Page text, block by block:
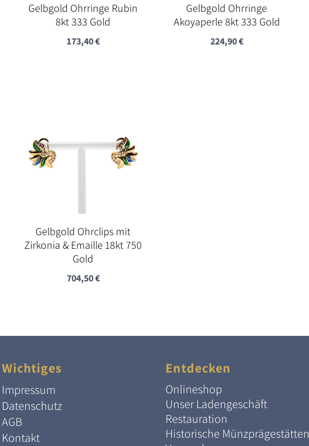
Gelbgold Ohrringe Rubin
8kt 333 Gold
173,40€
Gelbgold Ohrringe
Akoyaperle 8kt 333 Gold
224,90€
Gelbgold Ohrclips mit
Zirkonia & Emaille 18kt 750
Gold
704,50€
Wichtiges
Impressum
Datenschutz
AGB
Kontakt
Entdecken
Onlineshop
Unser Ladengeschäft
Restauration
Historische Münzprägestätten